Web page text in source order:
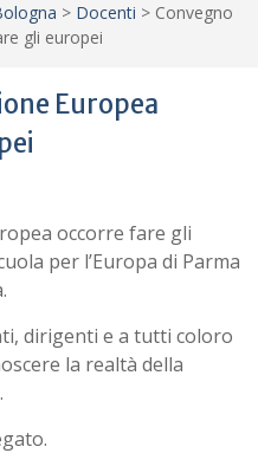
> Docenti > Convegno
gli europei
Europea
occorre fare gli
per l’Europa di Parma
dirigenti e a tutti coloro
la realtà della